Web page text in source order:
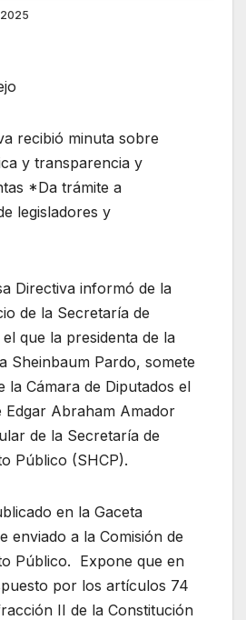
2025
recibió minuta sobre
y transparencia y
*Da trámite a
legisladores y
Directiva informó de la
de la Secretaría de
que la presidenta de la
Sheinbaum Pardo, somete
la Cámara de Diputados el
Edgar Abraham Amador
de la Secretaría de
Público (SHCP).
en la Gaceta
enviado a la Comisión de
Público. Expone que en
por los artículos 74
II de la Constitución